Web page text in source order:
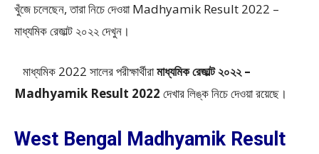
খুঁজে চলেছেন, তারা নিচে দেওয়া Madhyamik Result 2022 –
মাধ্যমিক রেজাল্ট ২০২২ দেখুন।
মাধ্যমিক 2022 সালের পরীক্ষার্থীরামাধ্যমিক রেজাল্ট ২০২২ –
Madhyamik Result 2022 দেখার লিঙ্ক নিচে দেওয়া রয়েছে।
West Bengal Madhyamik Result